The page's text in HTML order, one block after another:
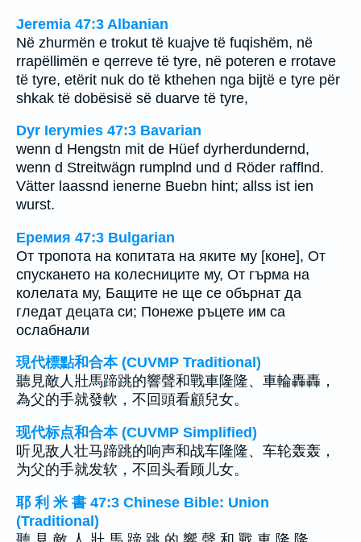
Jeremia 47:3 Albanian
Në zhurmën e trokut të kuajve të fuqishëm, në
rrapëllimën e qerreve të tyre, në poteren e rrotave
të tyre, etërit nuk do të kthehen nga bijtë e tyre për
shkak të dobësisë së duarve të tyre,
Dyr Ierymies 47:3 Bavarian
wenn d Hengstn mit de Hüef dyrherdundernd,
wenn d Streitwägn rumplnd und d Röder rafflnd.
Vätter laassnd ienerne Buebn hint; allss ist ien
wurst.
Еремия 47:3 Bulgarian
От тропота на копитата на яките му [коне], От
спускането на колесниците му, От гърма на
колелата му, Бащите не ще се обърнат да
гледат децата си; Понеже ръцете им са
ослабнали
現代標點和合本 (CUVMP Traditional)
聽見敵人壯馬蹄跳的響聲和戰車隆隆、車輪轟轟，
為父的手就發軟，不回頭看顧兒女。
现代标点和合本 (CUVMP Simplified)
听见敌人壮马蹄跳的响声和战车隆隆、车轮轰轰，
为父的手就发软，不回头看顾儿女。
耶 利 米 書 47:3 Chinese Bible: Union
(Traditional)